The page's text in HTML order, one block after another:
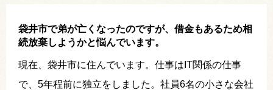
袋井市で弟が亡くなったのですが、借金もあるため相
続放棄しようかと悩んでいます。
現在、袋井市に住んでいます。仕事はIT関係の仕事
で、5年程前に独立をしました。社員6名の小さな会社